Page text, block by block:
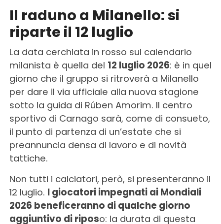
Il raduno a Milanello: si
riparte il 12 luglio
La data cerchiata in rosso sul calendario
milanista è quella del 12 luglio 2026: è in quel
giorno che il gruppo si ritroverà a Milanello
per dare il via ufficiale alla nuova stagione
sotto la guida di Rúben Amorim. Il centro
sportivo di Carnago sarà, come di consueto,
il punto di partenza di un’estate che si
preannuncia densa di lavoro e di novità
tattiche.
Non tutti i calciatori, però, si presenteranno il
12 luglio. I giocatori impegnati ai Mondiali
2026 beneficeranno di qualche giorno
aggiuntivo di riposo: la durata di questa